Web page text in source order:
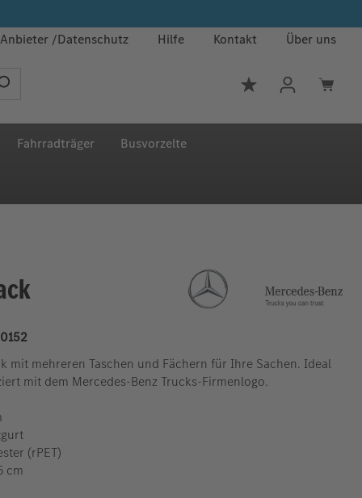
Anbieter Datenschutz Hilfe Kontakt Über uns
Du hast 0
Fahrradträger Busvorzelte
mit mehreren Taschen und Fächern für Ihre Sachen. Ideal
mit dem Mercedes-Benz Trucks-Firmenlogo.
(rPET)
cm